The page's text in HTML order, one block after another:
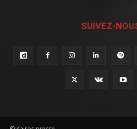
SUIVEZ-